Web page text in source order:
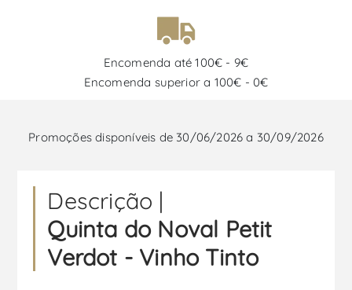
Encomenda até 100€ - 9€
Encomenda superior a 100€ - 0€
Promoções disponíveis de 30/06/2026 a 30/09/2026
Descrição |
Quinta do Noval Petit
Verdot - Vinho Tinto